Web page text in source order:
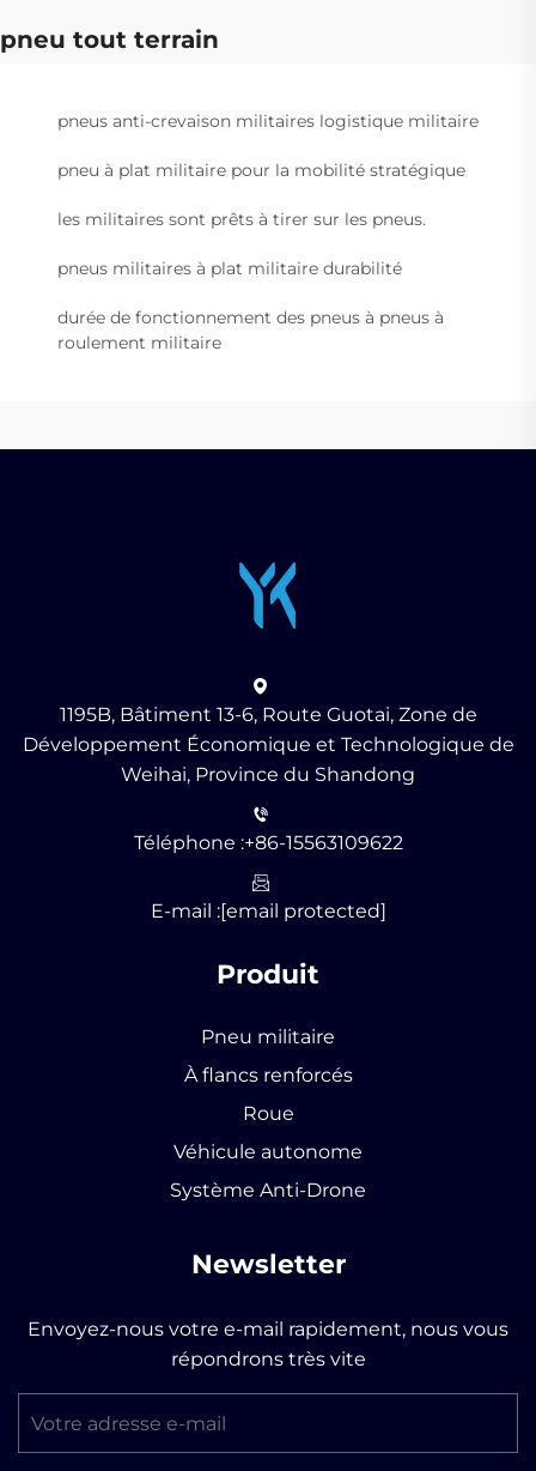
pneu tout terrain
pneus anti-crevaison militaires logistique militaire
pneu à plat militaire pour la mobilité stratégique
les militaires sont prêts à tirer sur les pneus.
pneus militaires à plat militaire durabilité
durée de fonctionnement des pneus à pneus à
roulement militaire
1195B, Bâtiment 13-6, Route Guotai, Zone de
Développement Économique et Technologique de
Weihai, Province du Shandong
Téléphone :+86-15563109622
E-mail :[email protected]
Produit
Pneu militaire
À flancs renforcés
Roue
Véhicule autonome
Système Anti-Drone
Newsletter
Envoyez-nous votre e-mail rapidement, nous vous
répondrons très vite